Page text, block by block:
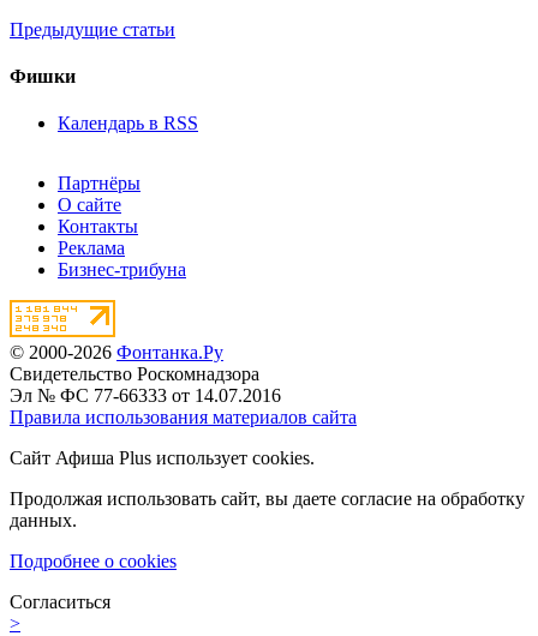
Предыдущие статьи
Фишки
Календарь в RSS
Партнёры
О сайте
Контакты
Реклама
Бизнес-трибуна
© 2000-2026 Фонтанка.Ру
Свидетельство Роскомнадзора
Эл № ФС 77-66333 от 14.07.2016
Правила использования материалов сайта
Сайт Афиша Plus использует cookies.
Продолжая использовать сайт, вы даете согласие на обработку
данных.
Подробнее о cookies
Согласиться
>